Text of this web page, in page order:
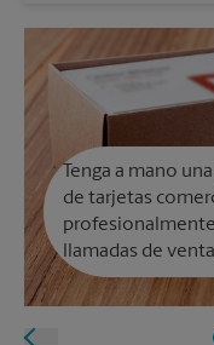
Tenga a mano
de tarjetas
llamadas de